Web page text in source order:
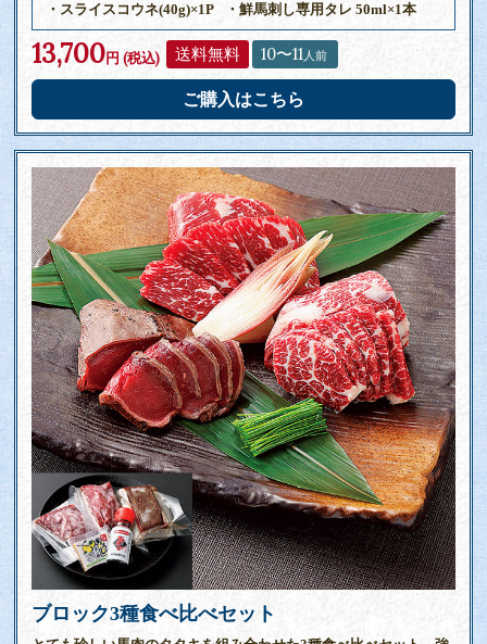
・スライスコウネ(40g)×1P
・鮮馬刺し専用タレ 50ml×1本
13,700円 (税込) 送料無料 10〜11人前
ご購入はこちら
ブロック3種食べ比べセット